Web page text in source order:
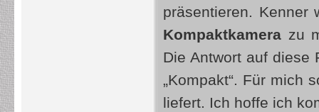
präsentieren. Kenner
Kompaktkamera zu
Die Antwort auf diese
„Kompakt“. Für mich
liefert. Ich hoffe ich